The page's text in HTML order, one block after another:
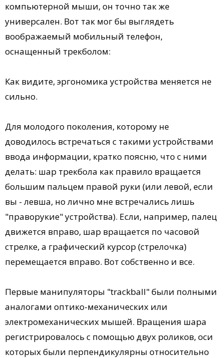
компьютерной мыши, он точно так же
универсален. Вот так мог бы выглядеть
воображаемый мобильный телефон,
оснащенный трекболом:
Как видите, эргономика устройства меняется не
сильно.
Для молодого поколения, которому не
доводилось встречаться с такими устройствами
ввода информации, кратко поясню, что с ними
делать: шар трекбола как правило вращается
большим пальцем правой руки (или левой, если
вы - левша, но лично мне встречались лишь
"праворукие" устройства). Если, например, палец
движется вправо, шар вращается по часовой
стрелке, а графический курсор (стрелочка)
перемещается вправо. Вот собственно и все.
Первые манипуляторы "trackball" были полными
аналогами оптико-механических или
электромеханических мышей. Вращения шара
регистрировалось с помощью двух роликов, оси
которых были перпендикулярны относительно